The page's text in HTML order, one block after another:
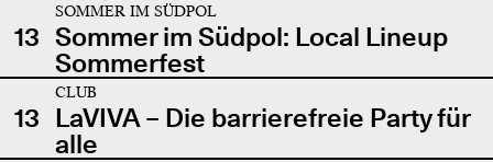
13
SOMMER IM SÜDPOL
Sommer im Südpol: Local Lineup
Sommerfest
13
CLUB
LaVIVA – Die barrierefreie Party für
alle